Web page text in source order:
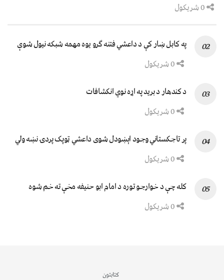
په کابل ښار کې د داعشي فتنه ګرو يوه مهمه شبکه نيول شوې
د کندهار د برید په اړه نوي انکشافات
پر تاجکستاني وجود اېښودل شوی داعشي ټوپک پردۍ نښه ولي
کله چې د خوارجو توره د امام ابو حنیفه مخې ته خم شوه
کتابتون